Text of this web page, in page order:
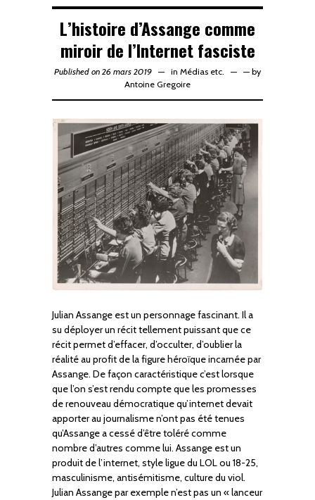
L’histoire d’Assange comme
miroir de l’Internet fasciste
Published on 26 mars 2019 in Médias etc. — by
Antoine Gregoire
Julian Assange est un personnage fascinant. Il a
su déployer un récit tellement puissant que ce
récit permet d’effacer, d’occulter, d’oublier la
réalité au profit de la figure héroïque incarnée par
Assange. De façon caractéristique c’est lorsque
que l’on s’est rendu compte que les promesses
de renouveau démocratique qu’internet devait
apporter au journalisme n’ont pas été tenues
qu’Assange a cessé d’être toléré comme
nombre d’autres comme lui. Assange est un
produit de l’internet, style ligue du LOL ou 18-25,
masculinisme, antisémitisme, culture du viol.
Julian Assange par exemple n’est pas un « lanceur